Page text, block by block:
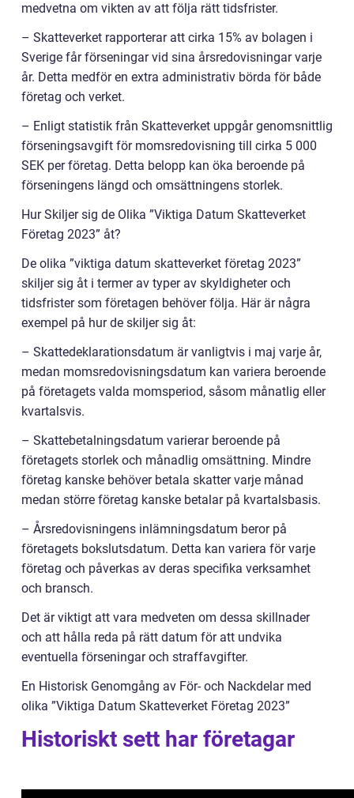
medvetna om vikten av att följa rätt tidsfrister.
– Skatteverket rapporterar att cirka 15% av bolagen i
Sverige får förseningar vid sina årsredovisningar varje
år. Detta medför en extra administrativ börda för både
företag och verket.
– Enligt statistik från Skatteverket uppgår genomsnittlig
förseningsavgift för momsredovisning till cirka 5 000
SEK per företag. Detta belopp kan öka beroende på
förseningens längd och omsättningens storlek.
Hur Skiljer sig de Olika ”Viktiga Datum Skatteverket
Företag 2023” åt?
De olika ”viktiga datum skatteverket företag 2023”
skiljer sig åt i termer av typer av skyldigheter och
tidsfrister som företagen behöver följa. Här är några
exempel på hur de skiljer sig åt:
– Skattedeklarationsdatum är vanligtvis i maj varje år,
medan momsredovisningsdatum kan variera beroende
på företagets valda momsperiod, såsom månatlig eller
kvartalsvis.
– Skattebetalningsdatum varierar beroende på
företagets storlek och månadlig omsättning. Mindre
företag kanske behöver betala skatter varje månad
medan större företag kanske betalar på kvartalsbasis.
– Årsredovisningens inlämningsdatum beror på
företagets bokslutsdatum. Detta kan variera för varje
företag och påverkas av deras specifika verksamhet
och bransch.
Det är viktigt att vara medveten om dessa skillnader
och att hålla reda på rätt datum för att undvika
eventuella förseningar och straffavgifter.
En Historisk Genomgång av För- och Nackdelar med
olika ”Viktiga Datum Skatteverket Företag 2023”
Historiskt sett har företagar